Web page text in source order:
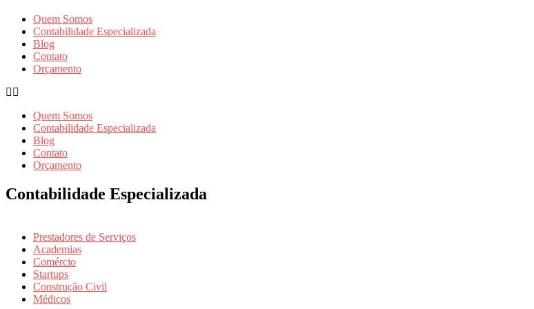
Quem Somos
Contabilidade Especializada
Blog
Contato
Orçamento
Quem Somos
Contabilidade Especializada
Blog
Contato
Orçamento
Contabilidade Especializada
Prestadores de Serviços
Academias
Comércio
Startups
Construção Civil
Médicos